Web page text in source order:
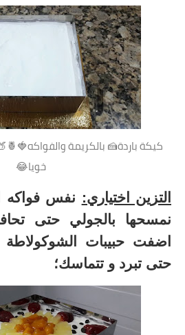
كيكة باردة🍰 بالكريمة
خويا😂
التزين اختياري: نفس فواكه
نمسحها بالجولي حتى
اضفت حبيبات الشوكولاطة
حتى تبرد و تتماسك؛